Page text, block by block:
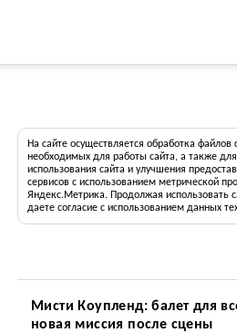
На сайте осуществляется обработка файлов
необходимых для работы сайта, а также
использования сайта и улучшения
сервисов с использованием метрической
Яндекс.Метрика. Продолжая использовать
даете согласие с использованием данных
Мисти Коупленд: балет для
новая миссия после сцены